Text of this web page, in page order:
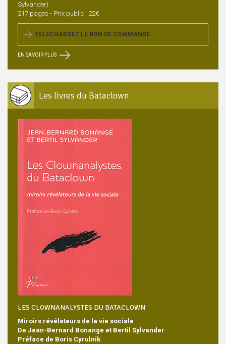
Sylvander)
217 pages - Prix public : 22€
TÉLÉCHARGEZ LE BON DE COMMANDE
EN SAVOIR PLUS
Les livres du Bataclown
LES CLOWNANALYSTES DU BATACLOWN
Miroirs révélateurs de la vie sociale
De Jean-Bernard Bonange et Bertil Sylvander
Préface de Boris Cyrulnik